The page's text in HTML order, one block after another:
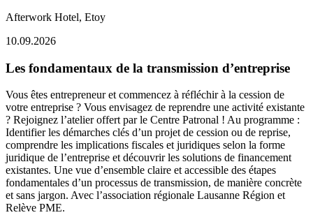
Afterwork Hotel, Etoy
10.09.2026
Les fondamentaux de la transmission d’entreprise
Vous êtes entrepreneur et commencez à réfléchir à la cession de
votre entreprise ? Vous envisagez de reprendre une activité existante
? Rejoignez l’atelier offert par le Centre Patronal ! Au programme :
Identifier les démarches clés d’un projet de cession ou de reprise,
comprendre les implications fiscales et juridiques selon la forme
juridique de l’entreprise et découvrir les solutions de financement
existantes. Une vue d’ensemble claire et accessible des étapes
fondamentales d’un processus de transmission, de manière concrète
et sans jargon. Avec l’association régionale Lausanne Région et
Relève PME.